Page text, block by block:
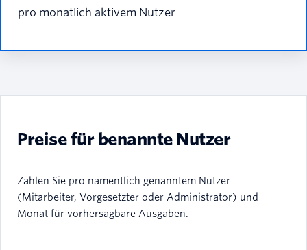
pro monatlich aktivem Nutzer
Preise für benannte Nutzer
Zahlen Sie pro namentlich genanntem Nutzer
(Mitarbeiter, Vorgesetzter oder Administrator) und
Monat für vorhersagbare Ausgaben.